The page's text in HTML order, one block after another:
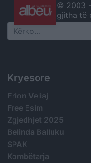
© 2003 -
gjitha të
Search
Kryesore
Erion Veliaj
Free Esim
Zgjedhjet 2025
Belinda Balluku
SPAK
Kombëtarja